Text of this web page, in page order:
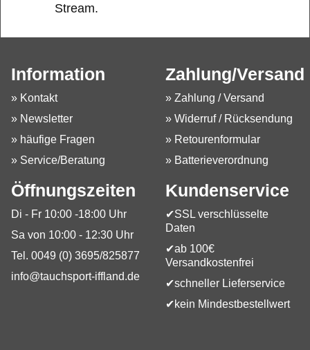
Stream.
Information
» Kontakt
» Newsletter
» häufige Fragen
» Service/Beratung
Zahlung/Versand
» Zahlung / Versand
» Widerruf / Rücksendung
» Retourenformular
» Batterieverordnung
Öffnungszeiten
Di - Fr 10:00 -18:00 Uhr
Sa von 10:00 - 12:30 Uhr
Tel. 0049 (0) 3695/825877
info@tauchsport-iffland.de
Kundenservice
✔SSL verschlüsselte
Daten
✔ab 100€
Versandkostenfrei
✔schneller Lieferservice
✔kein Mindestbestellwert